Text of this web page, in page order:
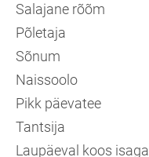
Salajane rõõm
Põletaja
Sõnum
Naissoolo
Pikk päevatee
Tantsija
Laupäeval koos isaga